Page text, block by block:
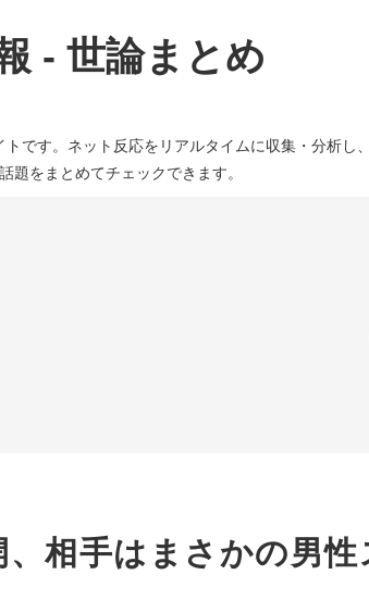
- 世論まとめ
です。ネット反応をリアルタイムに収集・分析し
題をまとめてチェックできます。
相手はまさかの男性